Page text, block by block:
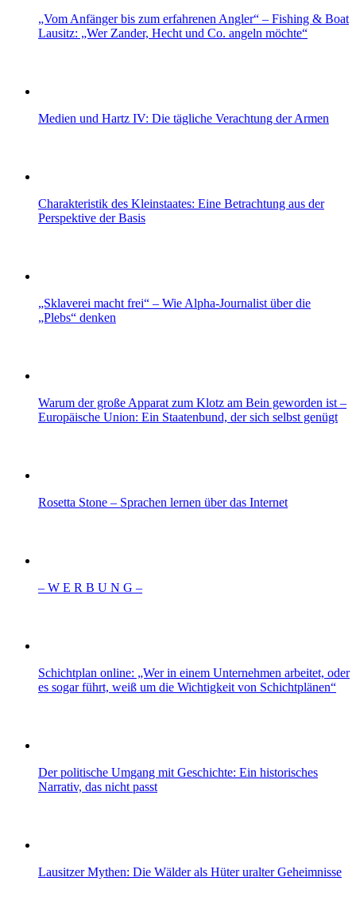
„Vom Anfänger bis zum erfahrenen Angler“ – Fishing & Boat
Lausitz: „Wer Zander, Hecht und Co. angeln möchte“
Medien und Hartz IV: Die tägliche Verachtung der Armen
Charakteristik des Kleinstaates: Eine Betrachtung aus der
Perspektive der Basis
„Sklaverei macht frei“ – Wie Alpha-Journalist über die
„Plebs“ denken
Warum der große Apparat zum Klotz am Bein geworden ist –
Europäische Union: Ein Staatenbund, der sich selbst genügt
Rosetta Stone – Sprachen lernen über das Internet
– W Ε R Β U Ν G –
Schichtplan online: „Wer in einem Unternehmen arbeitet, oder
es sogar führt, weiß um die Wichtigkeit von Schichtplänen“
Der politische Umgang mit Geschichte: Ein historisches
Narrativ, das nicht passt
Lausitzer Mythen: Die Wälder als Hüter uralter Geheimnisse